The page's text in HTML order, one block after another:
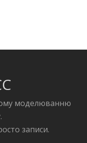
моделюванню
записи.